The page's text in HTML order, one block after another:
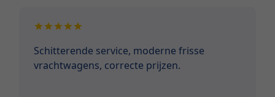
Schitterende service, moderne frisse
vrachtwagens, correcte prijzen.